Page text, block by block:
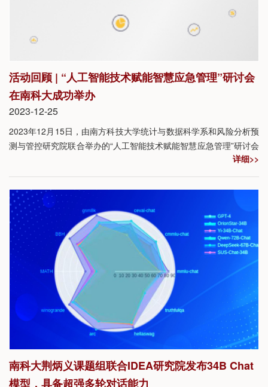
活动回顾 | “人工智能技术赋能智慧应急管理”研讨会
在南科大成功举办
2023-12-25
2023年12月15日，由南方科技大学统计与数据科学系和风险分析预
测与管控研究院联合举办的“人工智能技术赋能智慧应急管理”研讨会
在南方科技大学理学院M1001报告厅举行。本次研讨会旨在加强推
动实施《十四五国家应急体系规划》，探讨如何利用人工智能、机
器学习、信息通讯等技术建立有效、稳定的风险评估机制和模型，
并将其应用到地震、洪涝等自然灾害的风险识别、预测和管理中。
详细>>
南科大荆炳义课题组联合IDEA研究院发布34B Chat
模型，具备超强多轮对话能力